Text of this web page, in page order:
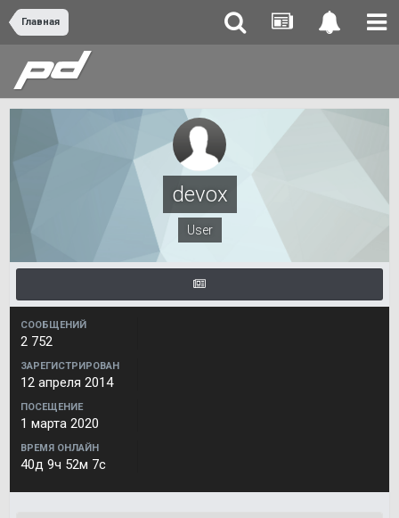
Главная
devox
User
СООБЩЕНИЙ
2 752
ЗАРЕГИСТРИРОВАН
12 апреля 2014
ПОСЕЩЕНИЕ
1 марта 2020
ВРЕМЯ ОНЛАЙН
40д 9ч 52м 7с